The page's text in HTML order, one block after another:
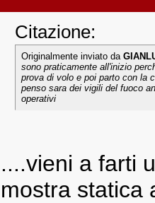
Citazione:
Originalmente inviato da
sono praticamente all'inizio
prova di volo e poi parto con la
penso sara dei vigili del fuoco
operativi
....vieni a farti
mostra statica